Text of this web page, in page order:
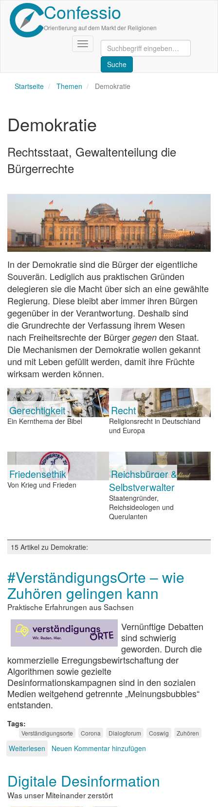
Direkt
zum
Inhalt
Confessio
Orientierung auf dem Markt der Religionen
Navigation
aktivieren/deaktivieren
Startseite Themen Demokratie
Demokratie
Rechtsstaat, Gewaltenteilung die
Bürgerrechte
In der Demokratie sind die Bürger der eigentliche
Souverän. Lediglich aus praktischen Gründen
delegieren sie die Macht über sich an eine gewählte
Regierung. Diese bleibt aber immer ihren Bürgen
gegenüber in der Verantwortung. Deshalb sind
die Grundrechte der Verfassung ihrem Wesen
nach Freiheitsrechte der Bürger gegen den Staat.
Die Mechanismen der Demokratie wollen gekannt
und mit Leben gefüllt werden, damit ihre Früchte
wirksam werden können.
Gerechtigkeit
Ein Kernthema der Bibel
Recht
Religionsrecht in Deutschland
und Europa
Friedensethik
Von Krieg und Frieden
Reichsbürger &
Selbstverwalter
Staatengründer,
Reichsideologen und
Querulanten
15 Artikel zu Demokratie:
#VerständigungsOrte – wie
Zuhören gelingen kann
Praktische Erfahrungen aus Sachsen
Vernünftige Debatten
sind schwierig
geworden. Durch die
kommerzielle Erregungsbewirtschaftung der
Algorithmen sowie gezielte
Desinformationskampagnen sind in den sozialen
Medien weitgehend getrennte „Meinungsbubbles“
entstanden.
Tags
Verständigungsorte Corona Dialogforum Coswig Zuhören
Weiterlesen über
wie
Zuhören
gelingen
Neuen Kommentar hinzufügen
Digitale Desinformation
Was unser Miteinander zerstört